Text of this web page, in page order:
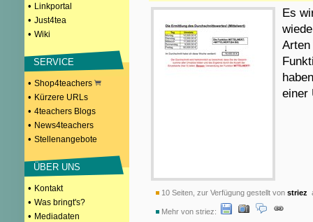
• Linkportal
• Just4tea
• Wiki
SERVICE
• Shop4teachers
• Kürzere URLs
• 4teachers Blogs
• News4teachers
• Stellenangebote
ÜBER UNS
• Kontakt
• Was bringt's?
• Mediadaten
Es
Arten
einer
10 Seiten, zur Verfügung gestellt von striez
Mehr von striez: